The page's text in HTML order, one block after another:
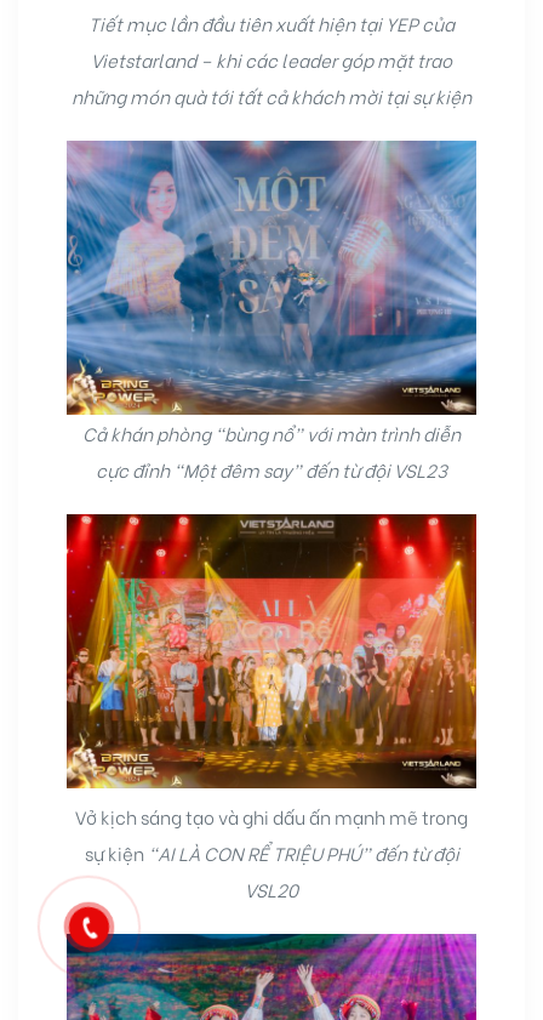
Tiết mục lần đầu tiên xuất hiện tại YEP của
Vietstarland – khi các leader góp mặt trao
những món quà tới tất cả khách mời tại sự kiện
Cả khán phòng “bùng nổ” với màn trình diễn
cực đỉnh “Một đêm say” đến từ đội VSL23
Vở kịch sáng tạo và ghi dấu ấn mạnh mẽ trong
sự kiện “AI LÀ CON RỂ TRIỆU PHÚ” đến từ đội
VSL20